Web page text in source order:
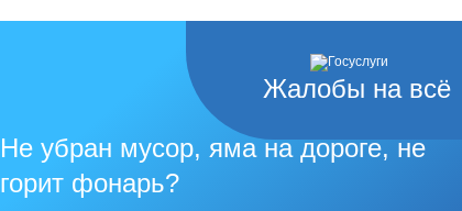
Жалобы на всё
Не убран мусор, яма на дороге, не
горит фонарь?